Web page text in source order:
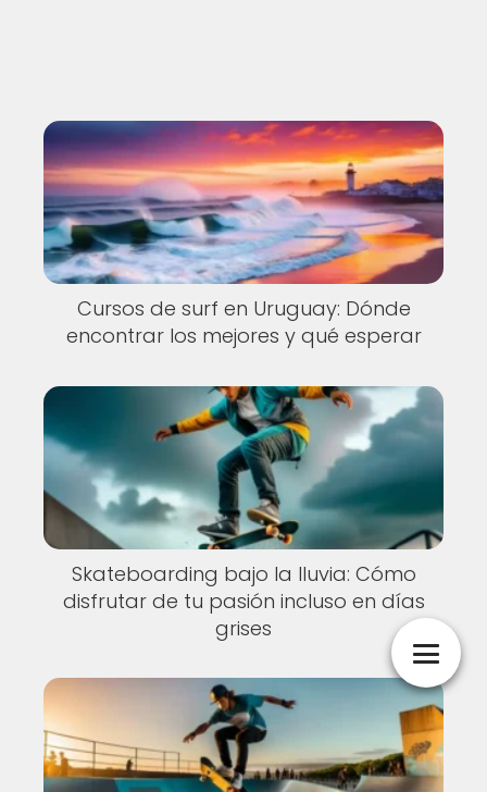
Cursos de surf en Uruguay: Dónde
encontrar los mejores y qué esperar
Skateboarding bajo la lluvia: Cómo
disfrutar de tu pasión incluso en días
grises